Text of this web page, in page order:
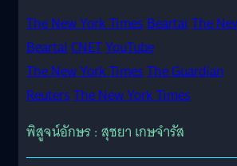
The New York TimesBeartaiThe
BeartaiCNETYouTube
The New York TimesThe Guardian
ReutersThe New York Times
พิสูจน์อักษร : สุชยา เกษจำรัส